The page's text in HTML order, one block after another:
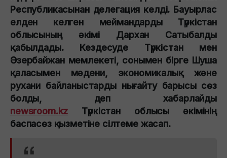
Республикасынан делегация келді. Бауырлас
елден келген меймандарды Түркістан
облысының әкімі Дархан Сатыбалды
қабылдады. Кездесуде Түркістан мен
Әзербайжан мемлекеті, сонымен бірге Шуша
қаласымен мәдени, экономикалық және
рухани байланыстарды нығайту барысы сөз
болды, деп хабарлайды
newsroom.kz Түркістан облысы әкімінің
баспасөз қызметіне сілтеме жасап.